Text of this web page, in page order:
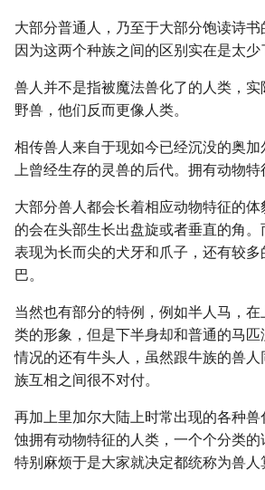
大部分普通人，乃至于大部分饱读诗书
因为这两个种族之间的区别实在是太少
兽人并不是指被魔法兽化了的人类，
野兽，他们反而更像人类。
相传兽人来自于现如今已经沉没的奥
上曾经生存的灵兽的后代。拥有动物特
大部分兽人都会长着相应动物特征的
的会在头部生长出盘旋或者垂直的角
表现为长而尖的犬牙和爪子，还有较
巴。
当然也有部分的特例，例如半人马，
类的形象，但是下半身却和普通的马
情况的还有牛头人，虽然跟牛族的兽
族互相之间很不对付。
再加上里加尔大陆上时常出现的各种
蚀拥有动物特征的人类，一个个分类
特别麻烦于是大家就决定都统称为兽人